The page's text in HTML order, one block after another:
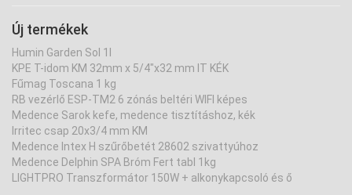
Új termékek
Humin Garden Sol 1l
KPE T-idom KM 32mm x 5/4"x32 mm IT KÉK
Fűmag Toscana 1 kg
RB vezérlő ESP-TM2 6 zónás beltéri WIFI képes
Medence Sarok kefe, medence tisztításhoz, kék
Irritec csap 20x3/4 mm KM
Medence Intex H szűrőbetét 28602 szivattyúhoz
Medence Delphin SPA Bróm Fert tabl 1kg
LIGHTPRO Transzformátor 150W + alkonykapcsoló és ő